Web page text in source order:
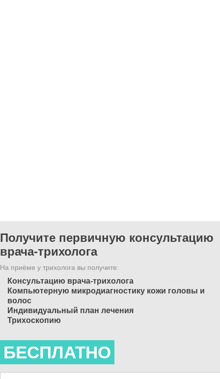
Получите первичную консультацию
врача-трихолога
На приёме у трихолога вы получите:
Консультацию врача-трихолога
Компьютерную микродиагностику кожи головы и
волос
Индивидуальный план лечения
Трихоскопию
БЕСПЛАТНО